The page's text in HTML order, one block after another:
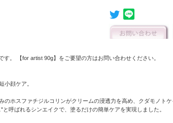
す。 【for artist 90g】をご要望の方はお問い合わせください。
小顔ケア。
のホスファチジルコリンがクリームの浸透力を高め、クダモノト
呼ばれるシンエイクで、塗るだけの簡単ケアを実現しました。